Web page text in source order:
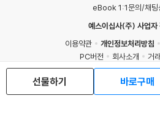
선물하기 바로구매
eBook 1:1문의/채팅
예스이십사(주) 사업자
이용약관
개인정보처리방침
PC버전
회사소개
거
도서홍보
광
Copyright © YES24 Corp. All
MATOM16